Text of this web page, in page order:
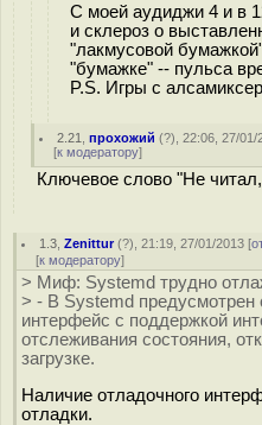
С моей аудиджи 4 и в
и склероз о
"лакмусовой
"бумажке" -- пульса
P.S. Игры с
2.21 ,прохожий (?), 22:06, 27/01/
[к модератору]
Ключевое слово "Не
1.3 ,Zenittur(?), 21:19, 27/01/2013 [
[к модератору]
> Миф: Systemd трудно
> - В Systemd
интерфейс с поддержкой
отслеживания состояния,
загрузке.
Наличие отладочного
отладки.